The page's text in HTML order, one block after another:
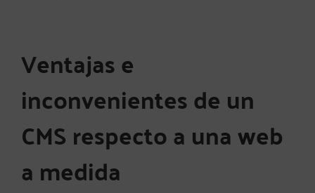
Ventajas e
inconvenientes de un
CMS respecto a una web
a medida